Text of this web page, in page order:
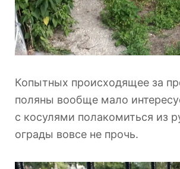
Копытных происходящее за
поляны вообще мало
с косулями полакомиться из
ограды вовсе не прочь.